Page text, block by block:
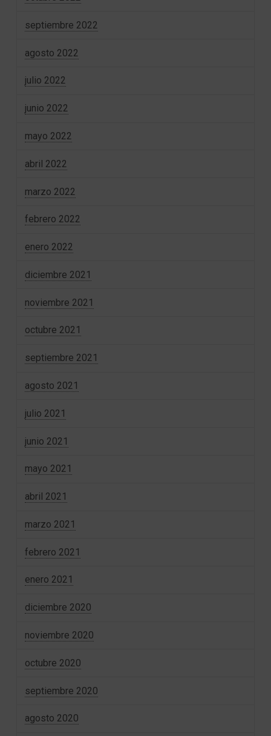
septiembre 2022
agosto 2022
julio 2022
junio 2022
mayo 2022
abril 2022
marzo 2022
febrero 2022
enero 2022
diciembre 2021
noviembre 2021
octubre 2021
septiembre 2021
agosto 2021
julio 2021
junio 2021
mayo 2021
abril 2021
marzo 2021
febrero 2021
enero 2021
diciembre 2020
noviembre 2020
octubre 2020
septiembre 2020
agosto 2020